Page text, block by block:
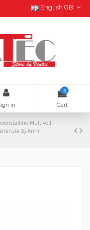
English GB
in
0
Cart
Multivolt
25 Anni